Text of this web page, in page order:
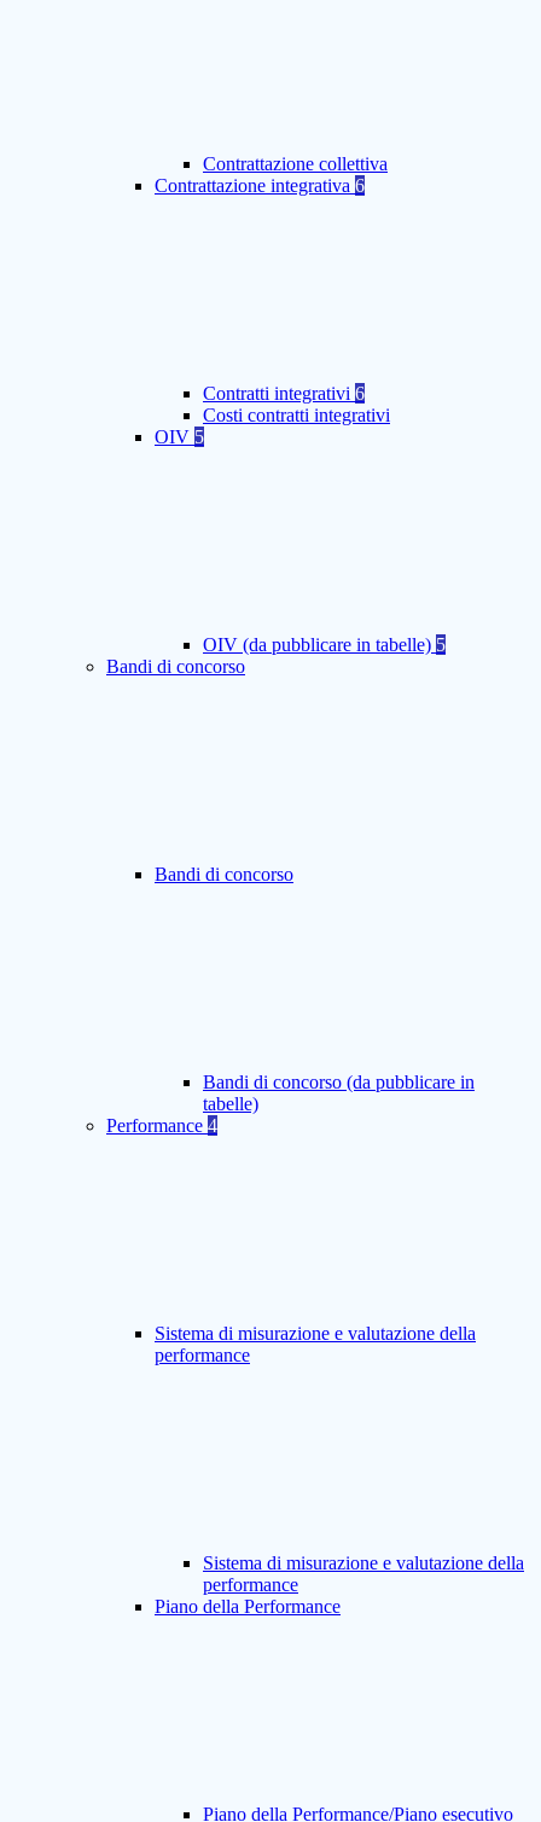
Contrattazione collettiva
Contrattazione integrativa 6
Contratti integrativi 6
Costi contratti integrativi
OIV 5
OIV (da pubblicare in tabelle) 5
Bandi di concorso
Bandi di concorso
Bandi di concorso (da pubblicare in
tabelle)
Performance 4
Sistema di misurazione e valutazione della
performance
Sistema di misurazione e valutazione della
performance
Piano della Performance
Piano della Performance/Piano esecutivo